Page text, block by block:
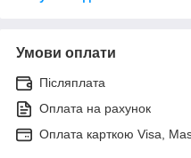
Умови оплати
Післяплата
Оплата на рахунок
Оплата карткою Visa,